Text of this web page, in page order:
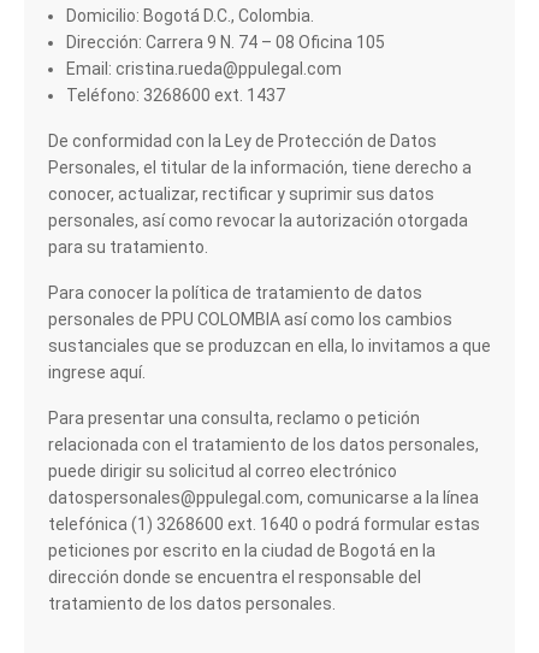
Domicilio: Bogotá D.C., Colombia.
Dirección: Carrera 9 N. 74 – 08 Oficina 105
Email: cristina.rueda@ppulegal.com
Teléfono: 3268600 ext. 1437
De conformidad con la Ley de Protección de Datos
Personales, el titular de la información, tiene derecho a
conocer, actualizar, rectificar y suprimir sus datos
personales, así como revocar la autorización otorgada
para su tratamiento.
Para conocer la política de tratamiento de datos
personales de PPU COLOMBIA así como los cambios
sustanciales que se produzcan en ella, lo invitamos a que
ingrese aquí.
Para presentar una consulta, reclamo o petición
relacionada con el tratamiento de los datos personales,
puede dirigir su solicitud al correo electrónico
datospersonales@ppulegal.com, comunicarse a la línea
telefónica (1) 3268600 ext. 1640 o podrá formular estas
peticiones por escrito en la ciudad de Bogotá en la
dirección donde se encuentra el responsable del
tratamiento de los datos personales.